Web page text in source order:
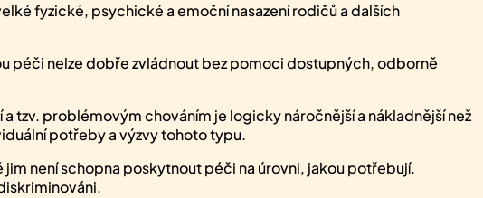
fyzické, psychické a emoční nasazení rodičů a dalších
péči nelze dobře zvládnout bez pomoci dostupných, odborně
problémovým chováním je logicky náročnější a nákladnější než
potřeby a výzvy tohoto typu.
není schopna poskytnout péči na úrovni, jakou potřebují.